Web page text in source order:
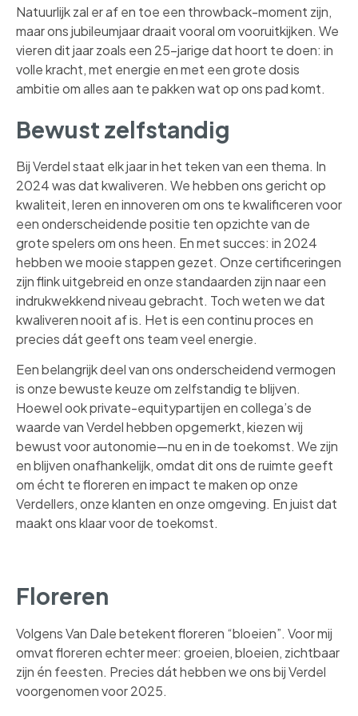
Natuurlijk zal er af en toe een throwback-moment zijn,
maar ons jubileumjaar draait vooral om vooruitkijken. We
vieren dit jaar zoals een 25-jarige dat hoort te doen: in
volle kracht, met energie en met een grote dosis
ambitie om alles aan te pakken wat op ons pad komt.
Bewust zelfstandig
Bij Verdel staat elk jaar in het teken van een thema. In
2024 was dat kwaliveren. We hebben ons gericht op
kwaliteit, leren en innoveren om ons te kwalificeren voor
een onderscheidende positie ten opzichte van de
grote spelers om ons heen. En met succes: in 2024
hebben we mooie stappen gezet. Onze certificeringen
zijn flink uitgebreid en onze standaarden zijn naar een
indrukwekkend niveau gebracht. Toch weten we dat
kwaliveren nooit af is. Het is een continu proces en
precies dát geeft ons team veel energie.
Een belangrijk deel van ons onderscheidend vermogen
is onze bewuste keuze om zelfstandig te blijven.
Hoewel ook private-equitypartijen en collega’s de
waarde van Verdel hebben opgemerkt, kiezen wij
bewust voor autonomie—nu en in de toekomst. We zijn
en blijven onafhankelijk, omdat dit ons de ruimte geeft
om écht te floreren en impact te maken op onze
Verdellers, onze klanten en onze omgeving. En juist dat
maakt ons klaar voor de toekomst.
Floreren
Volgens Van Dale betekent floreren “bloeien”. Voor mij
omvat floreren echter meer: groeien, bloeien, zichtbaar
zijn én feesten. Precies dát hebben we ons bij Verdel
voorgenomen voor 2025.